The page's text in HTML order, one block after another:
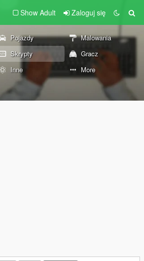
Show Adult Zaloguj się
Pojazdy
Malowania
Skrypty
Gracz
Inne More